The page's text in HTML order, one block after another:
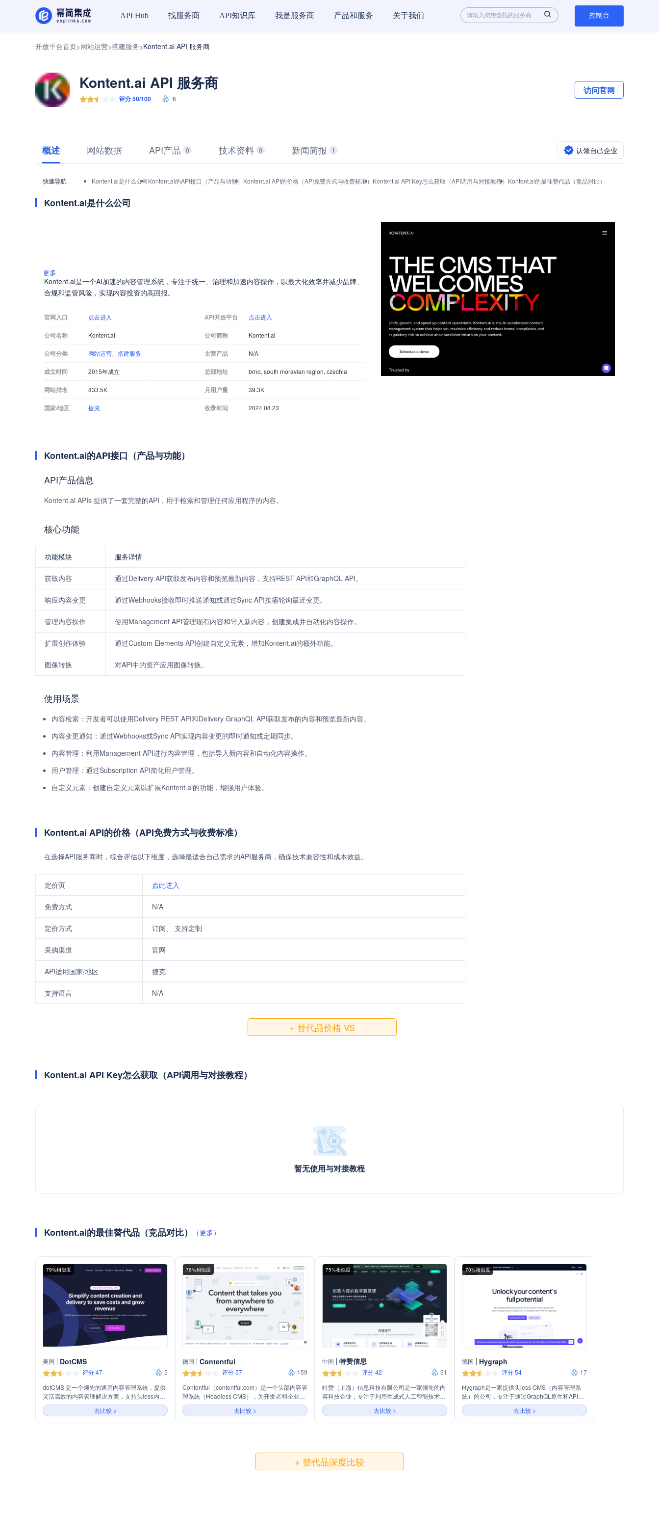
API Hub 找服务商 API知识库 我是服务商 产品和服务 关于我们 控制台
开放平台首页>网站运营>搭建服务>Kontent.ai API 服务商
Kontent.ai API 服务商
评分 50/100 6
访问官网
概述 网站数据 API产品 0 技术资料 0 新闻简报 1 认领自己企业
快速导航 Kontent.ai是什么公司Kontent.ai的API接口（产品与功能） Kontent.ai API的价格（API免费方式与收费标准） Kontent.ai API Key怎么获取（API调用与对接教程） Kontent.ai的最佳替代品（竞品对比）
Kontent.ai是什么公司
更多
Kontent.ai是一个AI加速的内容管理系统，专注于统一、治理和加速内容操作，以最大化效率并减少品牌、
合规和监管风险，实现内容投资的高回报。
官网入口 点击进入 API开放平台 点击进入
公司名称 Kontent.ai 公司简称 Kontent.ai
公司分类 网站运营 搭建服务 主营产品 N/A
成立时间 2015年成立 总部地址 brno, south moravian region, czechia
网站排名 833.5K 月用户量 39.3K
国家/地区 捷克 收录时间 2024.08.23
Kontent.ai的API接口（产品与功能）
API产品信息
Kontent.ai APIs 提供了一套完整的API，用于检索和管理任何应用程序的内容。
核心功能
功能模块 服务详情
获取内容 通过Delivery API获取发布内容和预览最新内容，支持REST API和GraphQL API。
响应内容变更 通过Webhooks接收即时推送通知或通过Sync API按需轮询最近变更。
管理内容操作 使用Management API管理现有内容和导入新内容，创建集成并自动化内容操作。
扩展创作体验 通过Custom Elements API创建自定义元素，增加Kontent.ai的额外功能。
图像转换 对API中的资产应用图像转换。
使用场景
内容检索：开发者可以使用Delivery REST API和Delivery GraphQL API获取发布的内容和预览最新内容。
内容变更通知：通过Webhooks或Sync API实现内容变更的即时通知或定期同步。
内容管理：利用Management API进行内容管理，包括导入新内容和自动化内容操作。
用户管理：通过Subscription API简化用户管理。
自定义元素：创建自定义元素以扩展Kontent.ai的功能，增强用户体验。
Kontent.ai API的价格（API免费方式与收费标准）
在选择API服务商时，综合评估以下维度，选择最适合自己需求的API服务商，确保技术兼容性和成本效益。
定价页 点此进入
免费方式 N/A
定价方式 订阅、 支持定制
采购渠道 官网
API适用国家/地区 捷克
支持语言 N/A
+ 替代品价格 VS
Kontent.ai API Key怎么获取（API调用与对接教程）
暂无使用与对接教程
Kontent.ai的最佳替代品（竞品对比） （更多）
79%相似度
美国 DotCMS
评分 47
5
dotCMS 是一个领先的通用内容管理系统，提供
灵活高效的内容管理解决方案，支持头less内容
管理、结构化内容、工作流审批、互操作性和可
扩展性。它为开发者、市场营销人员和DevOps
工程师提供强大的功能，如页面构建、个性化、
去比较 >
76%相似度
德国 Contentful
评分 57
159
Contentful（contentful.com）是一个头部内容管
理系统（Headless CMS），为开发者和企业提
供创建、管理和交付数字内容的解决方案。它通
过 API 使内容能够在多个渠道和平台（如网站、
移动应用、物联网设备等）上进行统一管理和分
去比较 >
75%相似度
中国 特赞信息
评分 42
31
特赞（上海）信息科技有限公司是一家领先的内
容科技企业，专注于利用生成式人工智能技术助
力企业内容生产、管理、分发和分析。公司通过
创意供给平台、内容智能生成、品牌模板中心等
产品，为全球品牌提供高效、多元的创意内容供
化，赋能品牌持续增长。
去比较 >
70%相似度
德国 Hygraph
评分 54
17
Hygraph是一家提供头less CMS（内容管理系
统）的公司，专注于通过GraphQL原生和API优
先的方法，为关键任务应用程序提供内容。其平
台支持内容的统一管理、高度可定制化，并能与
多种前端框架兼容，以构建高性能的数字体验。
去比较 >
+ 替代品深度比较